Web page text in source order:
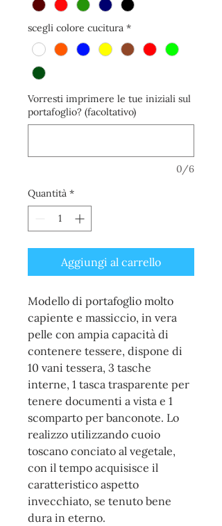
scegli colore cucitura *
Vorresti imprimere le tue iniziali sul
portafoglio? (facoltativo)
0/6
Quantità *
Aggiungi al carrello
Modello di portafoglio molto
capiente e massiccio, in vera
pelle con ampia capacità di
contenere tessere, dispone di
10 vani tessera, 3 tasche
interne, 1 tasca trasparente per
tenere documenti a vista e 1
scomparto per banconote. Lo
realizzo utilizzando cuoio
toscano conciato al vegetale,
con il tempo acquisisce il
caratteristico aspetto
invecchiato, se tenuto bene
dura in eterno.